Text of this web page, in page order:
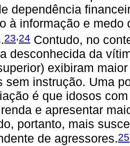
dependência
à informação e
23,24 Contudo, no
desconhecida da
exibiram
sem instrução. Uma
é que idosos
e apresentar
portanto, mais
de agressores.25